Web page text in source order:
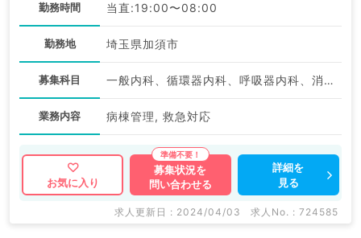
勤務時間 当直:19:00〜08:00
勤務地 埼玉県加須市
募集科目 一般内科、循環器内科、呼吸器内科、消化器内科、内分泌・代謝内科
業務内容 病棟管理, 救急対応
お気に入り
募集状況を
問い合わせる
詳細を
見る
求人更新日 : 2024/04/03 求人No. : 724585